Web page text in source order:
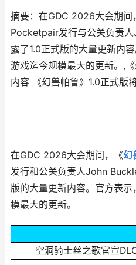
摘要：在GDC 2026大会期间
Pocketpair发行与公关负责
露了1.0正式版的大量更新内
游戏迄今规模最大的更新。,
内容 《幻兽帕鲁》1.0正式版
在GDC 2026大会期间，《幻
发行和公关负责人John
版的大量更新内容。官方表
模最大的更新。
空洞骑士丝之歌官宣